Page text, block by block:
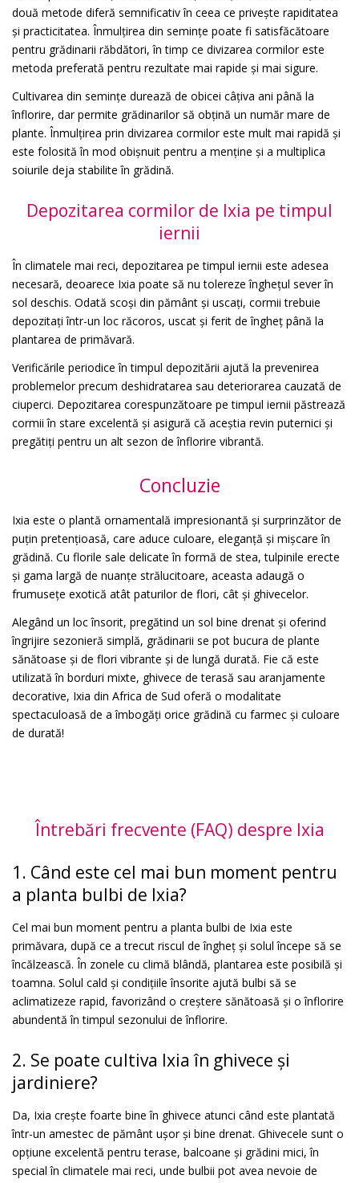
două metode diferă semnificativ în ceea ce privește rapiditatea
și practicitatea. Înmulțirea din semințe poate fi satisfăcătoare
pentru grădinarii răbdători, în timp ce divizarea cormilor este
metoda preferată pentru rezultate mai rapide și mai sigure.
Cultivarea din semințe durează de obicei câțiva ani până la
înflorire, dar permite grădinarilor să obțină un număr mare de
plante. Înmulțirea prin divizarea cormilor este mult mai rapidă și
este folosită în mod obișnuit pentru a menține și a multiplica
soiurile deja stabilite în grădină.
Depozitarea cormilor de Ixia pe timpul
iernii
În climatele mai reci, depozitarea pe timpul iernii este adesea
necesară, deoarece Ixia poate să nu tolereze înghețul sever în
sol deschis. Odată scoși din pământ și uscați, cormii trebuie
depozitați într-un loc răcoros, uscat și ferit de îngheț până la
plantarea de primăvară.
Verificările periodice în timpul depozitării ajută la prevenirea
problemelor precum deshidratarea sau deteriorarea cauzată de
ciuperci. Depozitarea corespunzătoare pe timpul iernii păstrează
cormii în stare excelentă și asigură că aceștia revin puternici și
pregătiți pentru un alt sezon de înflorire vibrantă.
Concluzie
Ixia este o plantă ornamentală impresionantă și surprinzător de
puțin pretențioasă, care aduce culoare, eleganță și mișcare în
grădină. Cu florile sale delicate în formă de stea, tulpinile erecte
și gama largă de nuanțe strălucitoare, aceasta adaugă o
frumusețe exotică atât paturilor de flori, cât și ghivecelor.
Alegând un loc însorit, pregătind un sol bine drenat și oferind
îngrijire sezonieră simplă, grădinarii se pot bucura de plante
sănătoase și de flori vibrante și de lungă durată. Fie că este
utilizată în borduri mixte, ghivece de terasă sau aranjamente
decorative, Ixia din Africa de Sud oferă o modalitate
spectaculoasă de a îmbogăți orice grădină cu farmec și culoare
de durată!
Întrebări frecvente (FAQ) despre Ixia
1. Când este cel mai bun moment pentru
a planta bulbi de Ixia?
Cel mai bun moment pentru a planta bulbi de Ixia este
primăvara, după ce a trecut riscul de îngheț și solul începe să se
încălzească. În zonele cu climă blândă, plantarea este posibilă și
toamna. Solul cald și condițiile însorite ajută bulbi să se
aclimatizeze rapid, favorizând o creștere sănătoasă și o înflorire
abundentă în timpul sezonului de înflorire.
2. Se poate cultiva Ixia în ghivece și
jardiniere?
Da, Ixia crește foarte bine în ghivece atunci când este plantată
într-un amestec de pământ ușor și bine drenat. Ghivecele sunt o
opțiune excelentă pentru terase, balcoane și grădini mici, în
special în climatele mai reci, unde bulbii pot avea nevoie de